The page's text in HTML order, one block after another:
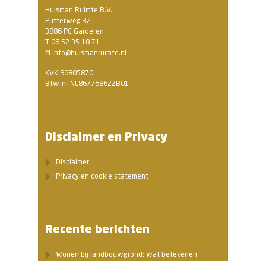
Huisman Ruimte B.V.
Putterweg 32
3886 PC Garderen
T 06 52 35 18 71
M info@huismanruimte.nl
KVK 96805870
Btw-nr NL867769622B01
Disclaimer en Privacy
Disclaimer
Privacy en cookie statement
Recente berichten
Wonen bij landbouwgrond: wat betekenen